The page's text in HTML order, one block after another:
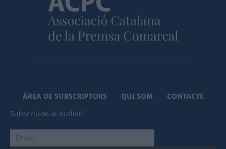
ÀREA DE SUBSCRIPTORS QUI SOM
CONTACTE
Subscriu-te al butlletí